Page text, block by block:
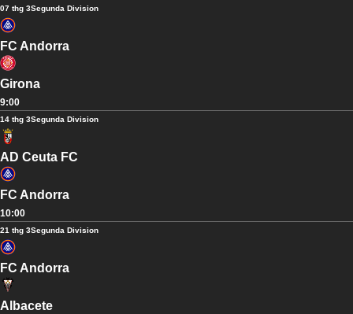
07 thg 3Segunda Division
FC Andorra
Girona
9:00
14 thg 3Segunda Division
AD Ceuta FC
FC Andorra
10:00
21 thg 3Segunda Division
FC Andorra
Albacete